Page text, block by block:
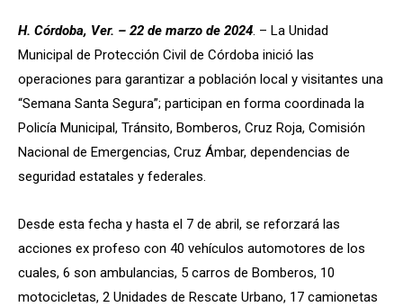
H. Córdoba, Ver. – 22 de marzo de 2024. – La Unidad
Municipal de Protección Civil de Córdoba inició las
operaciones para garantizar a población local y visitantes una
“Semana Santa Segura”; participan en forma coordinada la
Policía Municipal, Tránsito, Bomberos, Cruz Roja, Comisión
Nacional de Emergencias, Cruz Ámbar, dependencias de
seguridad estatales y federales.
Desde esta fecha y hasta el 7 de abril, se reforzará las
acciones ex profeso con 40 vehículos automotores de los
cuales, 6 son ambulancias, 5 carros de Bomberos, 10
motocicletas, 2 Unidades de Rescate Urbano, 17 camionetas